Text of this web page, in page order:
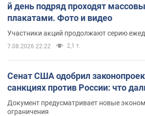
й день подряд проходят
плакатами. Фото и видео
Участники акций продолжают серию
7.08.2026 22:22 2,1 т.
Сенат США одобрил
санкциях против России: что
Документ предусматривает новые
ограничения